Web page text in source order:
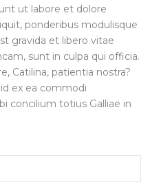
ut labore et dolore
ponderibus modulisque
gravida et libero vitae
sunt in culpa qui officia.
Catilina, patientia nostra?
ex ea commodi
concilium totius Galliae in